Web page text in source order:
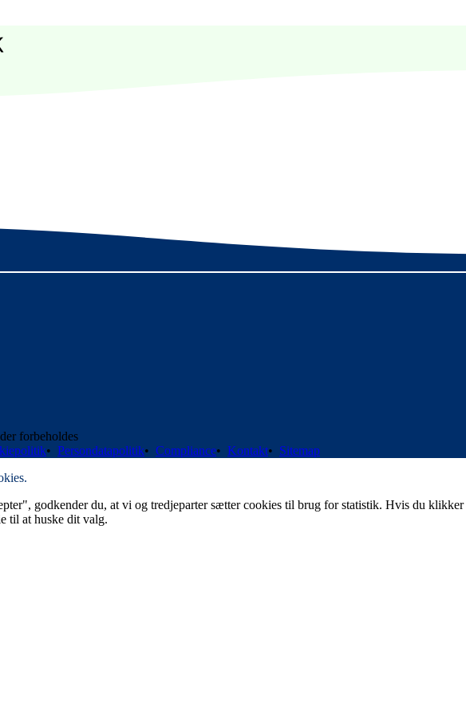
forbeholdes
• Persondatapolitik• Compliance• Kontakt• Sitemap
godkender du, at vi og tredjeparter sætter cookies til brug for statistik. Hvis du
til at huske dit valg.